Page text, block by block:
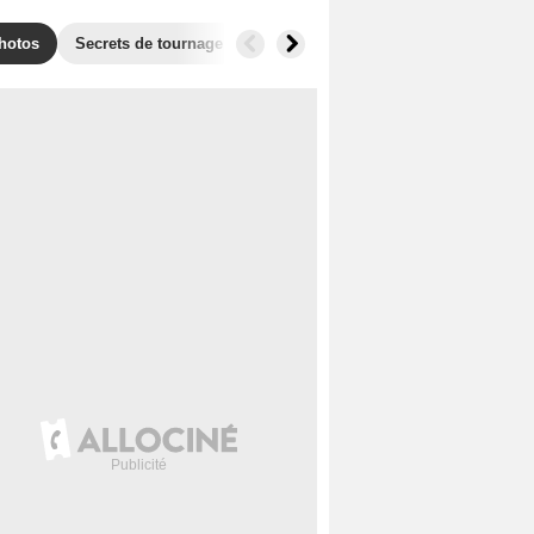
Secrets de tournage Récompenses